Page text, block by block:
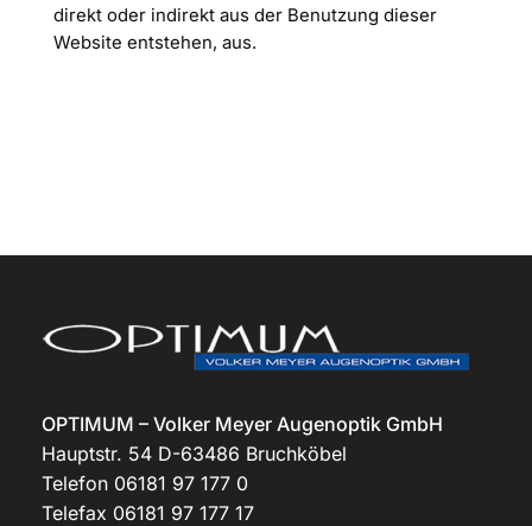
direkt oder indirekt aus der Benutzung dieser
Website entstehen, aus.
OPTIMUM – Volker Meyer Augenoptik GmbH
Hauptstr. 54 D-63486 Bruchköbel
Telefon 06181 97 177 0
Telefax 06181 97 177 17